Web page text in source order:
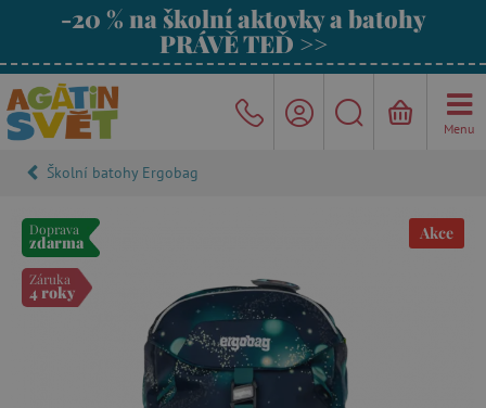
-20 % na školní aktovky a batohy
PRÁVĚ TEĎ >>
Menu
Školní batohy Ergobag
Doprava
zdarma
Záruka
4 roky
Akce